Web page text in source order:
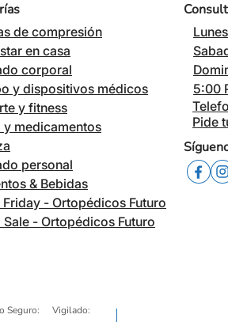
de compresión
en casa
corporal
y dispositivos médicos
y fitness
y medicamentos
personal
& Bebidas
Friday - Ortopédicos Futuro
Sale - Ortopédicos Futuro
5:00
Pide
Seguro: Vigilado: